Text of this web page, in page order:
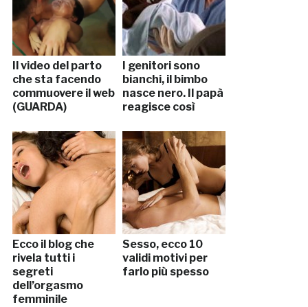
Il video del parto
che sta facendo
commuovere il web
(GUARDA)
I genitori sono
bianchi, il bimbo
nasce nero. Il papà
reagisce così
Ecco il blog che
rivela tutti i
segreti
dell’orgasmo
femminile
Sesso, ecco 10
validi motivi per
farlo più spesso